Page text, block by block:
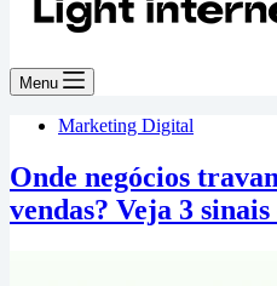
Menu
Marketing Digital
Onde negócios
vendas? Veja 3 sinais